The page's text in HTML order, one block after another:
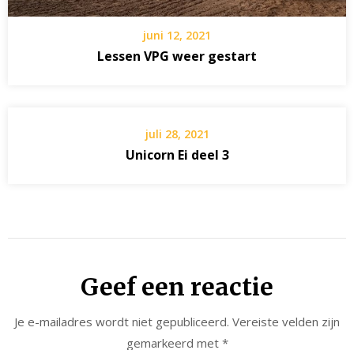
juni 12, 2021
Lessen VPG weer gestart
juli 28, 2021
Unicorn Ei deel 3
Geef een reactie
Je e-mailadres wordt niet gepubliceerd. Vereiste velden zijn
gemarkeerd met *